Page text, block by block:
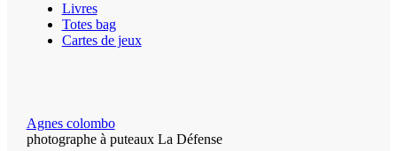
Livres
Totes bag
Cartes de jeux
Agnes colombo
photographe à puteaux La Défense